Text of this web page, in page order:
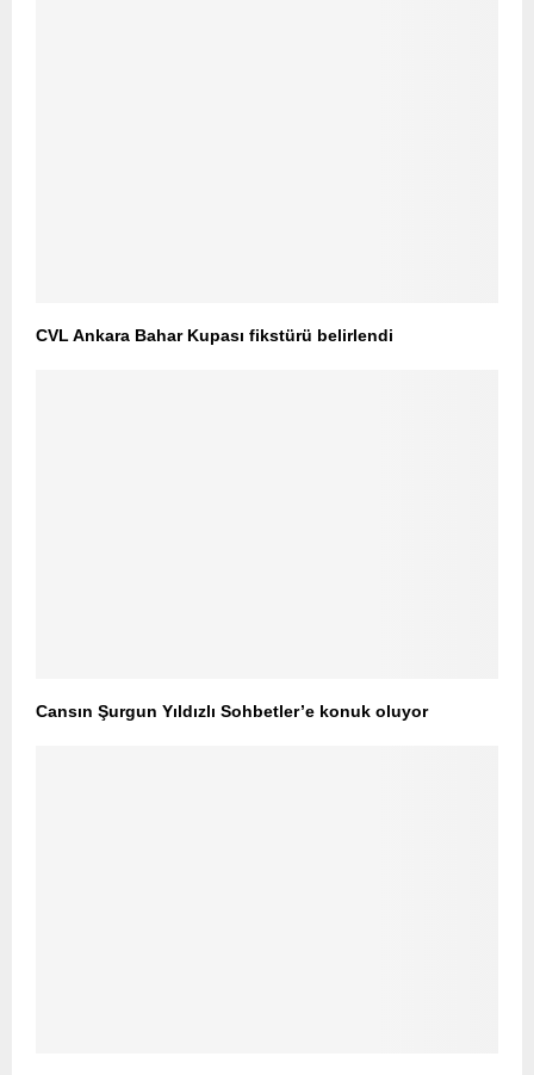
CVL Ankara Bahar Kupası fikstürü belirlendi
Cansın Şurgun Yıldızlı Sohbetler’e konuk oluyor